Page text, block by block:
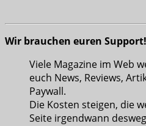
Wir brauchen euren Support!
Viele Magazine im Web
euch News, Reviews,
Paywall.
Die Kosten steigen, die
Seite irgendwann